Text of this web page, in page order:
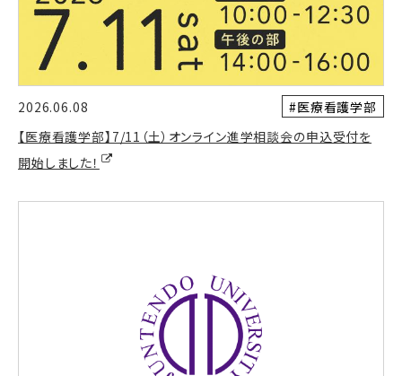
2026.06.08
#医療看護学部
【医療看護学部】7/11（土）オンライン進学相談会の申込受付を
開始しました！